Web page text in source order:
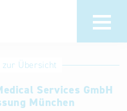
Eintrag
löschen
Aktualisieren
zur Übersicht
Services GmbH
München